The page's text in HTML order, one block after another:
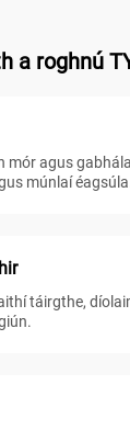
a roghnú
mór agus
múnlaí
táirgthe,